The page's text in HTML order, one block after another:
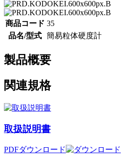
商品コード 35
品名/型式 簡易粒体硬度計
製品概要
関連規格
取扱説明書
PDFダウンロード